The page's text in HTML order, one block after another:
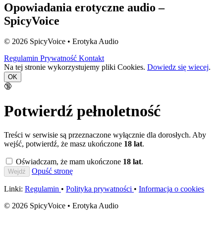
Opowiadania erotyczne audio –
SpicyVoice
© 2026 SpicyVoice • Erotyka Audio
Regulamin Prywatność Kontakt
Na tej stronie wykorzystujemy pliki Cookies. Dowiedz się wiecej.
OK
🔞
Potwierdź pełnoletność
Treści w serwisie są przeznaczone wyłącznie dla dorosłych. Aby
wejść, potwierdź, że masz ukończone 18 lat.
Oświadczam, że mam ukończone 18 lat.
Wejdź Opuść stronę
Linki: Regulamin • Polityka prywatności • Informacja o cookies
© 2026 SpicyVoice • Erotyka Audio